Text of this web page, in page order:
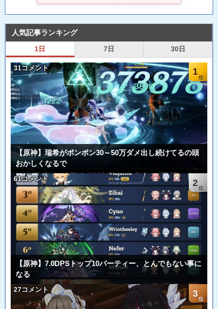
人気記事ランキング
1日 7日 30日
1
31コメント
【原神】瑞希がポンポン30～50万ダメ出し続けてるの頭
おかしくなるで
2
61コメント
【原神】7.0DPSトップ10パーティー、とんでもない事に
なる
3
27コメント